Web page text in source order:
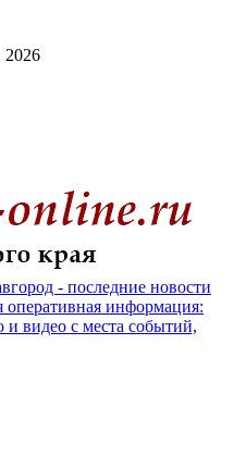
2026
- последние новости
оперативная информация:
видео с места событий,